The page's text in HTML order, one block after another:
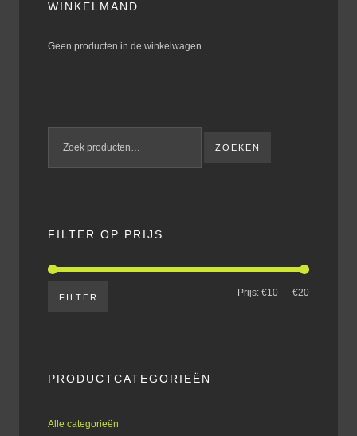
WINKELMAND
Geen producten in de winkelwagen.
ZOEKEN
FILTER OP PRIJS
FILTER Prijs: €10 — €20
PRODUCTCATEGORIEËN
Alle categorieën